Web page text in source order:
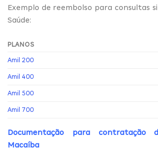
Exemplo de reembolso para consultas
Saúde:
PLANOS
Amil 200
Amil 400
Amil 500
Amil 700
Documentação para contratação
Macaíba